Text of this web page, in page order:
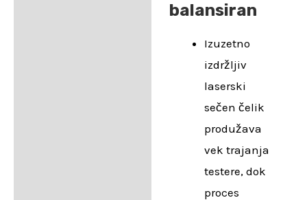
balansiran
Izuzetno
izdržljiv
laserski
sečen čelik
produžava
vek trajanja
testere, dok
proces